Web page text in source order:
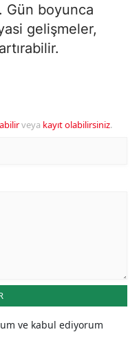
Gün boyunca
gelişmeler,
veya kayıt olabilirsiniz.
ve kabul ediyorum